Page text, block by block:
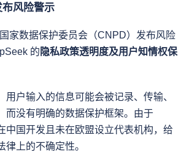
风险警示
家数据保护委员会（CNPD）发布风险
的 隐私政策透明度及用户知情权保
用户输入的信息可能会被记录、传输、
而没有明确的数据保护框架。由于
中国开发且未在欧盟设立代表机构，给
律上的不确定性。